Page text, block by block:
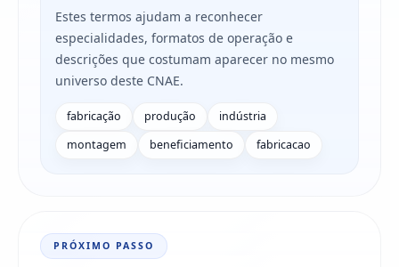
Estes termos ajudam a reconhecer
especialidades, formatos de operação e
descrições que costumam aparecer no mesmo
universo deste CNAE.
fabricação produção
indústria
montagem
beneficiamento fabricacao
PRÓXIMO PASSO